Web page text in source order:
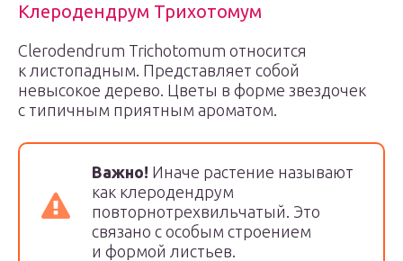
Клеродендрум Трихотомум
Сlerodendrum Trichotomum относится
к листопадным. Представляет собой
невысокое дерево. Цветы в форме звездочек
с типичным приятным ароматом.
Важно! Иначе растение называют
как клеродендрум
повторнотрехвильчатый. Это
связано с особым строением
и формой листьев.